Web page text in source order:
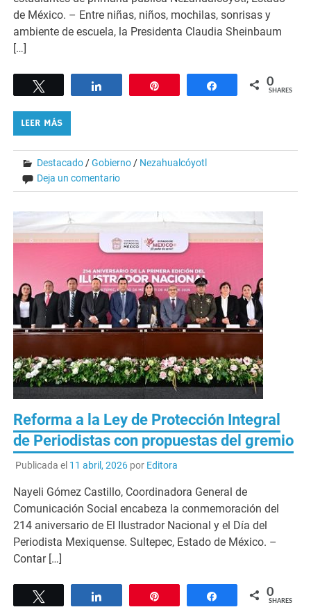
de México. – Entre niñas, niños, mochilas, sonrisas y
ambiente de escuela, la Presidenta Claudia Sheinbaum
[…]
Share 0
SHARES
LEER MÁS
Destacado /Gobierno / Nezahualcóyotl
Deja un comentario
Reforma a la Ley de Protección Integral
de Periodistas con propuestas del gremio
Publicada el 11 abril, 2026por Editora
Nayeli Gómez Castillo, Coordinadora General de
Comunicación Social encabeza la conmemoración del
214 aniversario de El Ilustrador Nacional y el Día del
Periodista Mexiquense.⁠ Sultepec, Estado de México. –
Contar […]
Share 0
SHARES